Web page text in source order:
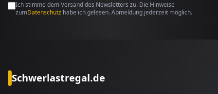
Ich stimme dem Versand des Newsletters zu. Die Hinweise
zumDatenschutz habe ich gelesen. Abmeldung jederzeit möglich.
Schwerlastregal.de